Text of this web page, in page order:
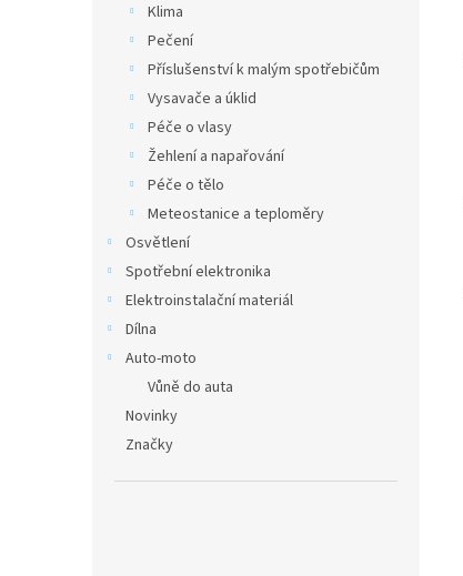
Klima
Pečení
Příslušenství k malým spotřebičům
Vysavače a úklid
Péče o vlasy
Žehlení a napařování
Péče o tělo
Meteostanice a teploměry
Osvětlení
Spotřební elektronika
Elektroinstalační materiál
Dílna
Auto-moto
Vůně do auta
Novinky
Značky